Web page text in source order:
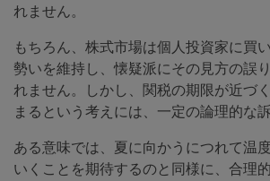
れません。
もちろん、株式市場は個人投資家に買
勢いを維持し、懐疑派にその見方の誤
れません。しかし、関税の期限が近づ
まるという考えには、一定の論理的な
ある意味では、夏に向かうにつれて温
いくことを期待するのと同様に、合理